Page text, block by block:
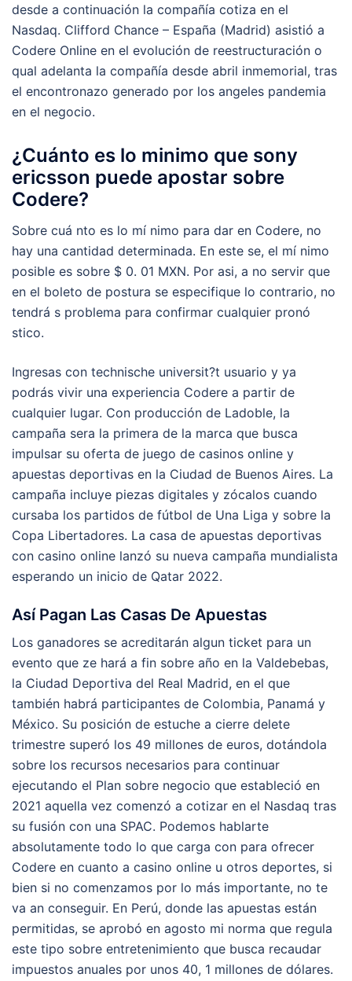
desde a continuación la compañía cotiza en el
Nasdaq. Clifford Chance – España (Madrid) asistió a
Codere Online en el evolución de reestructuración o
qual adelanta la compañía desde abril inmemorial, tras
el encontronazo generado por los angeles pandemia
en el negocio.
¿Cuánto es lo minimo que sony
ericsson puede apostar sobre
Codere?
Sobre cuá nto es lo mí nimo para dar en Codere, no
hay una cantidad determinada. En este se, el mí nimo
posible es sobre $ 0. 01 MXN. Por asi, a no servir que
en el boleto de postura se especifique lo contrario, no
tendrá s problema para confirmar cualquier pronó
stico.
Ingresas con technische universit?t usuario y ya
podrás vivir una experiencia Codere a partir de
cualquier lugar. Con producción de Ladoble, la
campaña sera la primera de la marca que busca
impulsar su oferta de juego de casinos online y
apuestas deportivas en la Ciudad de Buenos Aires. La
campaña incluye piezas digitales y zócalos cuando
cursaba los partidos de fútbol de Una Liga y sobre la
Copa Libertadores. La casa de apuestas deportivas
con casino online lanzó su nueva campaña mundialista
esperando un inicio de Qatar 2022.
Así Pagan Las Casas De Apuestas
Los ganadores se acreditarán algun ticket para un
evento que ze hará a fin sobre año en la Valdebebas,
la Ciudad Deportiva del Real Madrid, en el que
también habrá participantes de Colombia, Panamá y
México. Su posición de estuche a cierre delete
trimestre superó los 49 millones de euros, dotándola
sobre los recursos necesarios para continuar
ejecutando el Plan sobre negocio que estableció en
2021 aquella vez comenzó a cotizar en el Nasdaq tras
su fusión con una SPAC. Podemos hablarte
absolutamente todo lo que carga con para ofrecer
Codere en cuanto a casino online u otros deportes, si
bien si no comenzamos por lo más importante, no te
va an conseguir. En Perú, donde las apuestas están
permitidas, se aprobó en agosto mi norma que regula
este tipo sobre entretenimiento que busca recaudar
impuestos anuales por unos 40, 1 millones de dólares.